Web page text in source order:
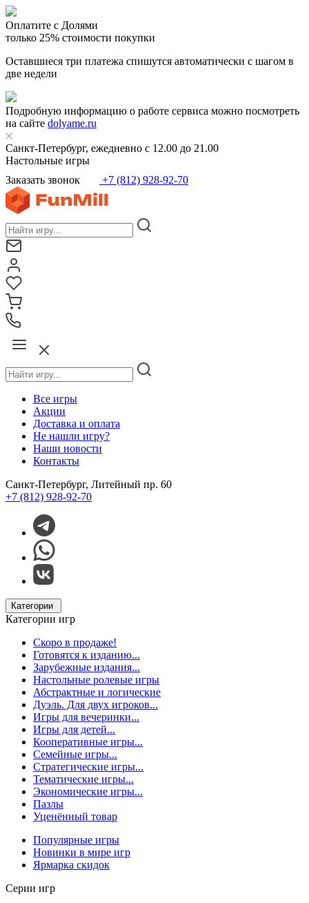
Оплатите с Долями
только 25% стоимости покупки
Оставшиеся три платежа спишутся автоматически с шагом в
две недели
Подробную информацию о работе сервиса можно посмотреть
на сайте dolyame.ru
Санкт-Петербург, ежедневно с 12.00 до 21.00
Настольные игры
Заказать звонок
+7 (812) 928-92-70
Все игры
Акции
Доставка и оплата
Не нашли игру?
Наши новости
Контакты
Санкт-Петербург, Литейный пр. 60
+7 (812) 928-92-70
Категории
Категории игр
Скоро в продаже!
Готовятся к изданию...
Зарубежные издания...
Настольные ролевые игры
Абстрактные и логические
Дуэль. Для двух игроков...
Игры для вечеринки...
Игры для детей...
Кооперативные игры...
Семейные игры...
Стратегические игры...
Тематические игры...
Экономические игры...
Пазлы
Уценённый товар
Популярные игры
Новинки в мире игр
Ярмарка скидок
Серии игр